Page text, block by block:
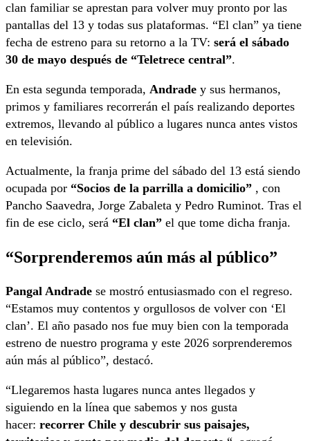
clan familiar se aprestan para volver muy pronto por las
pantallas del 13 y todas sus plataformas. “El clan” ya tiene
fecha de estreno para su retorno a la TV: será el sábado
30 de mayo después de “Teletrece central”.
En esta segunda temporada, Andrade y sus hermanos,
primos y familiares recorrerán el país realizando deportes
extremos, llevando al público a lugares nunca antes vistos
en televisión.
Actualmente, la franja prime del sábado del 13 está siendo
ocupada por “Socios de la parrilla a domicilio” , con
Pancho Saavedra, Jorge Zabaleta y Pedro Ruminot. Tras el
fin de ese ciclo, será “El clan” el que tome dicha franja.
“Sorprenderemos aún más al público”
Pangal Andrade se mostró entusiasmado con el regreso.
“Estamos muy contentos y orgullosos de volver con ‘El
clan’. El año pasado nos fue muy bien con la temporada
estreno de nuestro programa y este 2026 sorprenderemos
aún más al público”, destacó.
“Llegaremos hasta lugares nunca antes llegados y
siguiendo en la línea que sabemos y nos gusta
hacer: recorrer Chile y descubrir sus paisajes,